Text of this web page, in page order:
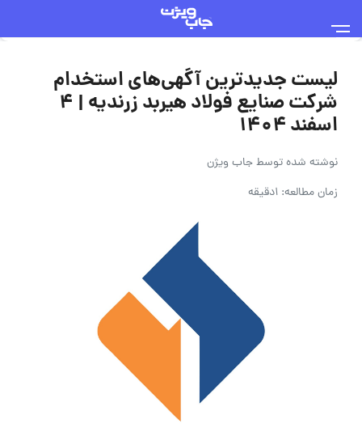
لیست جدیدترین آگهی‌های استخدام
شرکت صنایع فولاد هیربد زرندیه | ۴
اسفند ۱۴۰۴
نوشته شده توسطجاب ویژن
زمان مطالعه: 1دقیقه